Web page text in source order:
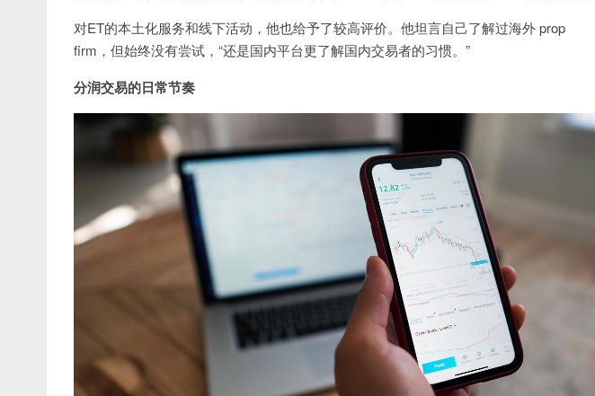
对ET的本土化服务和线下活动，他也给予了较高评价。他坦言自己了解过海外 prop
firm，但始终没有尝试，“还是国内平台更了解国内交易者的习惯。”
分润交易的日常节奏